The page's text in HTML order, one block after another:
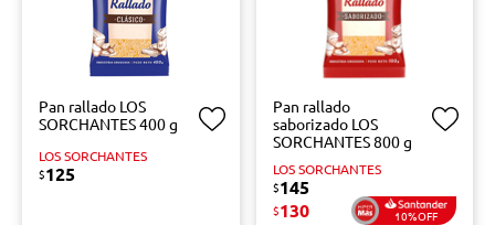
Pan rallado LOS
SORCHANTES 400 g
LOS SORCHANTES
$125
Pan rallado
saborizado LOS
SORCHANTES 800 g
LOS SORCHANTES
$145
$130 10%OFF